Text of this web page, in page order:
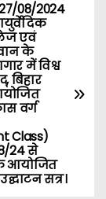
08/2024
एवं
के
में विश्व
बिहार
वर्ग
Class)
24 से
आयोजित
सत्र।